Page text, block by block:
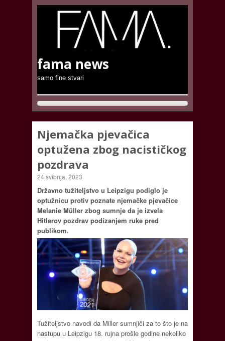
fama news
samo fine stvari
Njemačka pjevačica
optužena zbog nacističkog
pozdrava
24 svibnja, 2023
Državno tužiteljstvo u Leipzigu podiglo je
optužnicu protiv poznate njemačke pjevačice
Melanie Müller zbog sumnje da je izvela
Hitlerov pozdrav podizanjem ruke pred
publikom.
Tužiteljstvo navodi da Miller sumnjiči za to što je na
nastupu u Leipzigu 18. rujna prošle godine nekoliko